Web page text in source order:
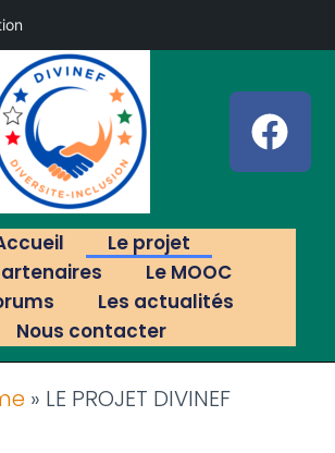
Le projet
Le MOOC
Les actualités
Nous contacter
» LE PROJET DIVINEF